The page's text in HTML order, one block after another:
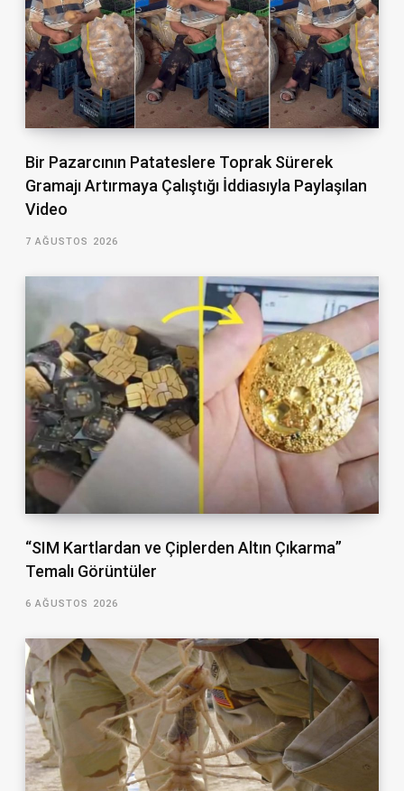
Bir Pazarcının Patateslere Toprak Sürerek
Gramajı Artırmaya Çalıştığı İddiasıyla Paylaşılan
Video
7 AĞUSTOS 2026
“SIM Kartlardan ve Çiplerden Altın Çıkarma”
Temalı Görüntüler
6 AĞUSTOS 2026